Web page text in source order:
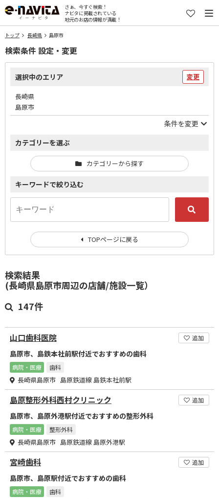
さぁ、今すぐ検索！
ナビタに掲載されている
地元のお店の情報が満載！
トップ 長崎県 島原市
検索結果
(長崎県島原市周辺の店舗/施設一覧）
147件
山口歯科医院 追加
島原市、島鉄本社前駅付近でおすすめの歯科
病院・医療 歯科
長崎県島原市 島原鉄道線 島鉄本社前駅
島原整形外科西村クリニック 追加
島原市、島原外港駅付近でおすすめの整形外科
病院・医療 整形外科
長崎県島原市 島原鉄道線 島原外港駅
宮崎歯科 追加
島原市、島原駅付近でおすすめの歯科
病院・医療 歯科
検索条件 設定・変更
選択中のエリア 変更
長崎県
島原市
条件を変更
カテゴリーを選ぶ
カテゴリーから探す
キーワードで絞り込む
TOPページに戻る